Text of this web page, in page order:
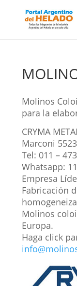
Molinos
para la
CRYMA
Marconi
Tel: 011 –
Whatsapp:
Empresa
Fabricación
Molinos
Europa.
Haga click